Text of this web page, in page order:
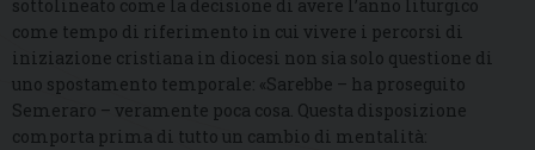
sottolineato come la decisione di avere l’anno liturgico
come tempo di riferimento in cui vivere i percorsi di
iniziazione cristiana in diocesi non sia solo questione di
uno spostamento temporale: «Sarebbe – ha proseguito
Semeraro – veramente poca cosa. Questa disposizione
comporta prima di tutto un cambio di mentalità: